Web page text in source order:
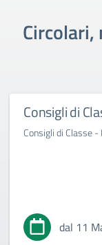
Consigli di
Consigli di Classe -
dal 11